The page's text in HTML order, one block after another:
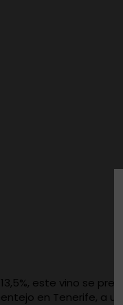
este vino se
en Tenerife, a